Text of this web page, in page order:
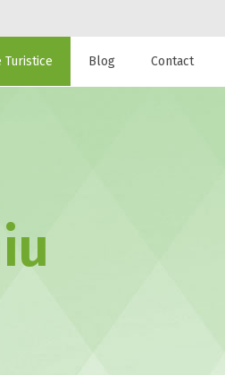
Turistice Blog Contact